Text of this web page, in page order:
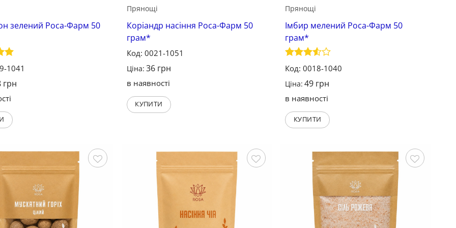
зелений Роса-Фарм 50
в
1041
грн
Прянощі
Коріандр насіння Роса-Фарм 50
грам*
Код: 0021-1051
Ціна: 36 грн
в наявності
КУПИТИ
Прянощі
Імбир мелений Роса-Фарм 50
грам*
Оцінено
в3.5
5
Код: 0018-1040
Ціна: 49 грн
в наявності
КУПИТИ
Зберегти Зберегти Зберегти